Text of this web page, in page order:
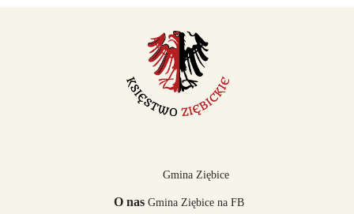
O nas
Gmina Ziębice
Gmina Ziębice na FB